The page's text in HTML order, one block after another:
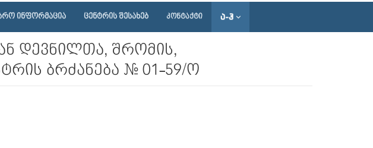
ᲘᲜᲤᲝᲠᲛᲐᲪᲘᲐ ᲪᲔᲜᲢᲠᲘᲡ ᲨᲔᲡᲐᲮᲔᲑ ᲙᲝᲜᲢᲐᲥᲢᲘ Ა-Ჰ
დევნილთა, შრომის,
ბრძანება № 01-59/ო